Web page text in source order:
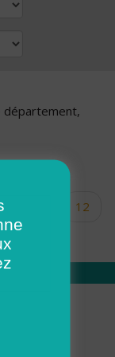
département,
12
17